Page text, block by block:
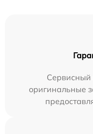
Сервисный
оригинальные